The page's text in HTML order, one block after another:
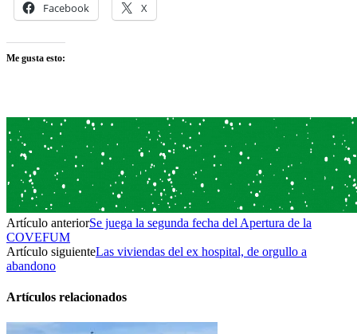
Facebook X
Me gusta esto:
Artículo anteriorSe juega la segunda fecha del Apertura de la
COVEFUM
Artículo siguienteLas viviendas del ex hospital, de orgullo a
abandono
Artículos relacionados